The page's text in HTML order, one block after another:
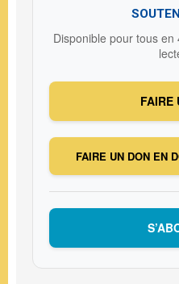
Disponible pour tous
FAIRE
FAIRE UN DON EN